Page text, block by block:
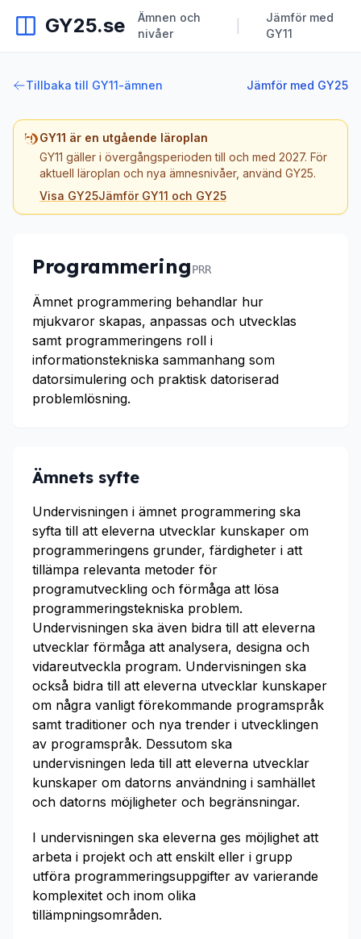
GY25.se
Ämnen och
nivåer
Jämför med
GY11
Tillbaka till GY11-ämnen Jämför med GY25
GY11 är en utgående läroplan
GY11 gäller i övergångsperioden till och med 2027. För
aktuell läroplan och nya ämnesnivåer, använd GY25.
Visa GY25Jämför GY11 och GY25
ProgrammeringPRR
Ämnet programmering behandlar hur
mjukvaror skapas, anpassas och utvecklas
samt programmeringens roll i
informationstekniska sammanhang som
datorsimulering och praktisk datoriserad
problemlösning.
Ämnets syfte
Undervisningen i ämnet programmering ska
syfta till att eleverna utvecklar kunskaper om
programmeringens grunder, färdigheter i att
tillämpa relevanta metoder för
programutveckling och förmåga att lösa
programmeringstekniska problem.
Undervisningen ska även bidra till att eleverna
utvecklar förmåga att analysera, designa och
vidareutveckla program. Undervisningen ska
också bidra till att eleverna utvecklar kunskaper
om några vanligt förekommande programspråk
samt traditioner och nya trender i utvecklingen
av programspråk. Dessutom ska
undervisningen leda till att eleverna utvecklar
kunskaper om datorns användning i samhället
och datorns möjligheter och begränsningar.
I undervisningen ska eleverna ges möjlighet att
arbeta i projekt och att enskilt eller i grupp
utföra programmeringsuppgifter av varierande
komplexitet och inom olika
tillämpningsområden.